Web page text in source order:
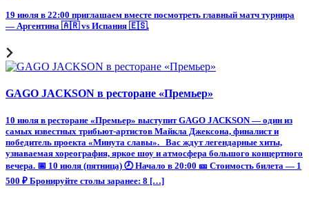
19 июля в 22:00 приглашаем вместе посмотреть главный матч турнира
— Аргентина 🇦🇷 vs Испания 🇪🇸.
GAGO JACKSON в ресторане «Премьер»
10 июля в ресторане «Премьер» выступит GAGO JACKSON — один из
самых известных трибьют-артистов Майкла Джексона, финалист и
победитель проекта «Минута славы». Вас ждут легендарные хиты,
узнаваемая хореография, яркое шоу и атмосфера большого концертного
вечера. 📅 10 июля (пятница) 🕗 Начало в 20:00 🎫 Стоимость билета — 1
500 ₽ Бронируйте столы заранее: 8 […]